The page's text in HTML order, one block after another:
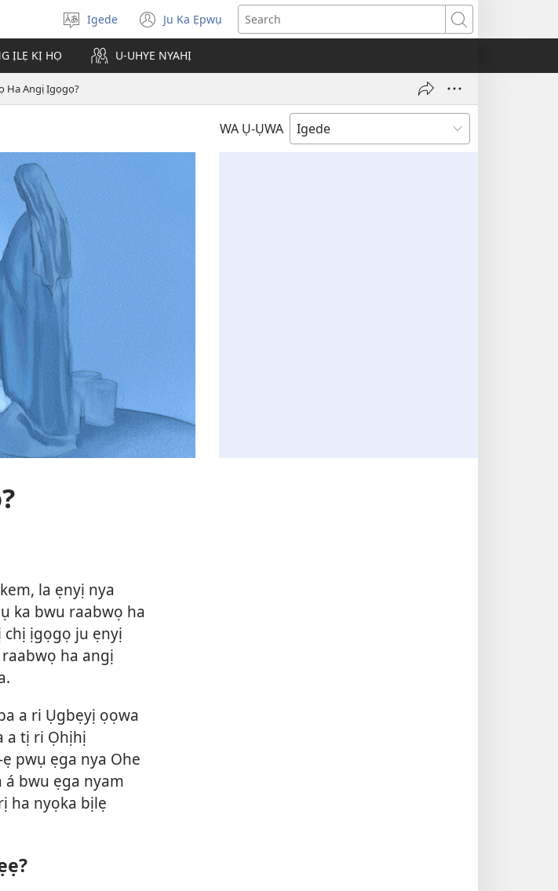
Chụ
Òja
Igede Ju Ka Ẹpwụ
(opens
new
window)
Search
ỊLẸ KỊ HỌ U-UHYE NYAHỊ
Ha Angị Ịgọgọ?
WA Ụ-ỤWA
la ẹnyị nya
ka bwu raabwọ ha
chị ịgọgọ ju ẹnyị
ha angị
a ri Ụgbẹyị ọọwa
a tị ri Ọhịhị
pwụ ẹga nya Ohe
á bwu ẹga nyam
ha nyọka bịlẹ